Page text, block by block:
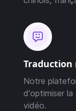
Traduction
Notre
d'optimiser
vidéo.